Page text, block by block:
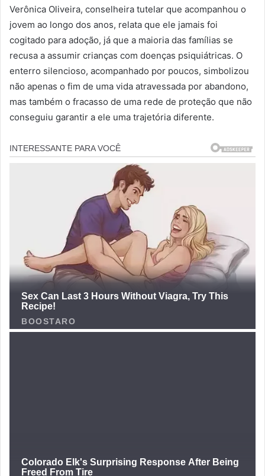
Verônica Oliveira, conselheira tutelar que acompanhou o
jovem ao longo dos anos, relata que ele jamais foi
cogitado para adoção, já que a maioria das famílias se
recusa a assumir crianças com doenças psiquiátricas. O
enterro silencioso, acompanhado por poucos, simbolizou
não apenas o fim de uma vida atravessada por abandono,
mas também o fracasso de uma rede de proteção que não
conseguiu garantir a ele uma trajetória diferente.